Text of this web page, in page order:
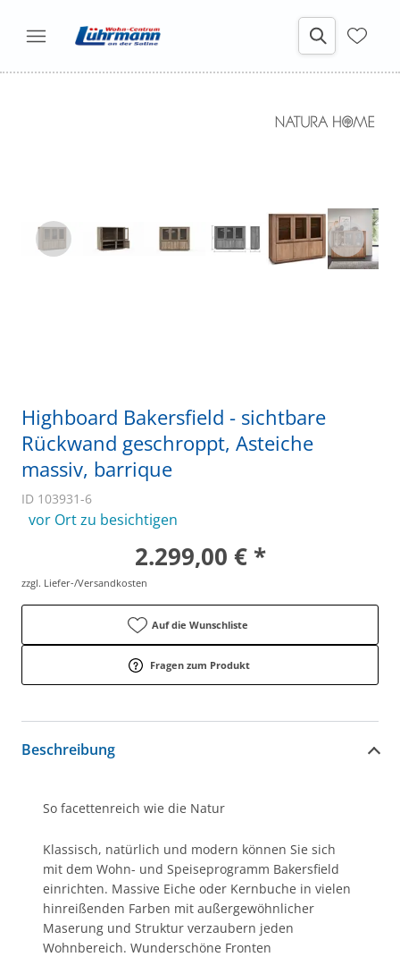
Highboard Bakersfield - sichtbare
Rückwand geschroppt, Asteiche
massiv, barrique
ID 103931-6
vor Ort zu besichtigen
2.299,00 € *
zzgl. Liefer-/Versandkosten
Auf die Wunschliste
Fragen zum Produkt
Beschreibung
So facettenreich wie die Natur
Klassisch, natürlich und modern können Sie sich
mit dem Wohn- und Speiseprogramm Bakersfield
einrichten. Massive Eiche oder Kernbuche in vielen
hinreißenden Farben mit außergewöhnlicher
Maserung und Struktur verzaubern jeden
Wohnbereich. Wunderschöne Fronten